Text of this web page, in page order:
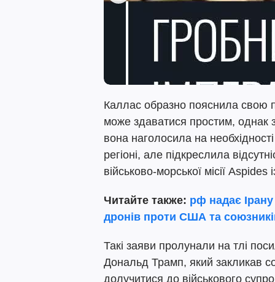
Каллас образно пояснила свою
може здаватися простим, однак
вона наголосила на
регіоні, але підкреслила
військово-морської місії
Читайте также: рф надає
дронів проти США та
Такі заяви пролунали на тлі
Дональд Трамп, який закликав
долучитися до військового